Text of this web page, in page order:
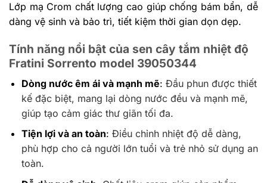
Lớp mạ Crom chất lượng cao giúp chống bám bẩn, dễ
dàng vệ sinh và bảo trì, tiết kiệm thời gian dọn dẹp.
Tính năng nổi bật của sen cây tắm nhiệt độ
Fratini Sorrento model 39050344
Dòng nước êm ái và mạnh mẽ: Đầu phun được thiết
kế đặc biệt, mang lại dòng nước đều và mạnh mẽ,
giúp tạo cảm giác thư giãn tối đa.
Tiện lợi và an toàn: Điều chỉnh nhiệt độ dễ dàng,
phù hợp cho cả người lớn tuổi và trẻ nhỏ sử dụng an
toàn.